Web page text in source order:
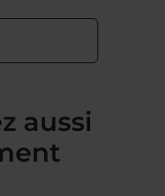
aussi